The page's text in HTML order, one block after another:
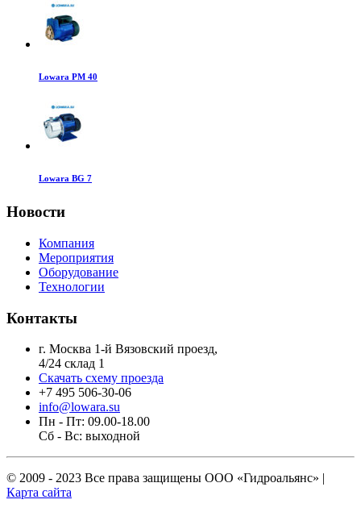
Lowara PM 40
Lowara BG 7
Новости
Компания
Мероприятия
Оборудование
Технологии
Контакты
г. Москва 1-й Вязовский проезд,
4/24 склад 1
Скачать схему проезда
+7 495 506-30-06
info@lowara.su
Пн - Пт: 09.00-18.00
Сб - Вс: выходной
© 2009 - 2023 Все права защищены ООО «Гидроальянс» |
Карта сайта